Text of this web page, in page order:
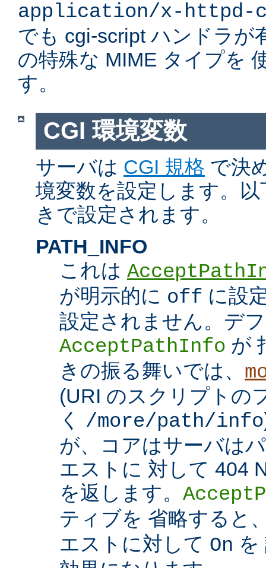
application/x-httpd-
でも cgi-script ハンドラが
の特殊な MIME タイプを
す。
CGI 環境変数
サーバは CGI 規格 で決
境変数を設定します。
きで設定されます。
PATH_INFO
これは
が明示的に off に設
設定されません。デ
AcceptPathInfo が
きの振る舞いでは、
(URI のスクリプトの
く /more/path/info
が、コアはサーバは
エストに 対して 404
を返します。
ティブを 省略すると
エストに対して On を